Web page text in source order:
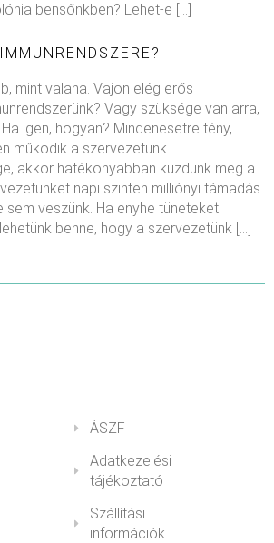
bensőnkben? Lehet-e […]
mint valaha. Vajon elég erős
Vagy szüksége van arra,
igen, hogyan? Mindenesetre tény,
működik a szervezetünk
akkor hatékonyabban küzdünk meg a
napi szinten milliónyi támadás
sem veszünk. Ha enyhe tüneteket
benne, hogy a szervezetünk […]
ÁSZF
Adatkezelési
tájékoztató
Szállítási
információk